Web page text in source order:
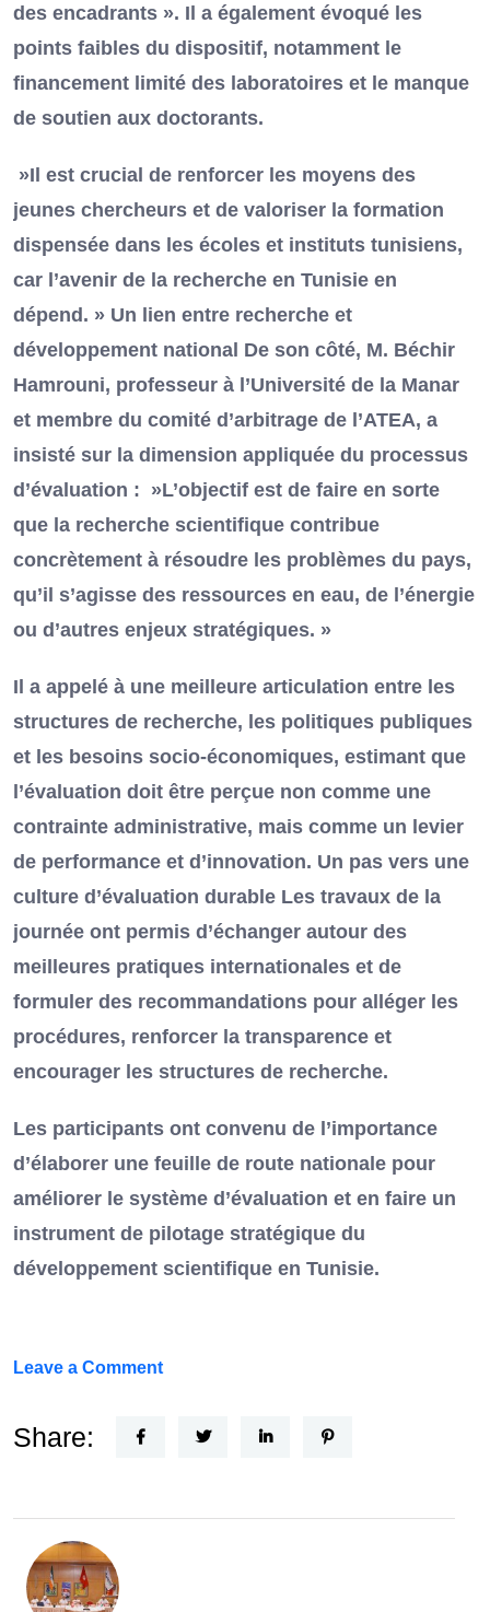
des encadrants ». Il a également évoqué les
points faibles du dispositif, notamment le
financement limité des laboratoires et le manque
de soutien aux doctorants.
»Il est crucial de renforcer les moyens des
jeunes chercheurs et de valoriser la formation
dispensée dans les écoles et instituts tunisiens,
car l’avenir de la recherche en Tunisie en
dépend. » Un lien entre recherche et
développement national De son côté, M. Béchir
Hamrouni, professeur à l’Université de la Manar
et membre du comité d’arbitrage de l’ATEA, a
insisté sur la dimension appliquée du processus
d’évaluation : »L’objectif est de faire en sorte
que la recherche scientifique contribue
concrètement à résoudre les problèmes du pays,
qu’il s’agisse des ressources en eau, de l’énergie
ou d’autres enjeux stratégiques. »
Il a appelé à une meilleure articulation entre les
structures de recherche, les politiques publiques
et les besoins socio-économiques, estimant que
l’évaluation doit être perçue non comme une
contrainte administrative, mais comme un levier
de performance et d’innovation. Un pas vers une
culture d’évaluation durable Les travaux de la
journée ont permis d’échanger autour des
meilleures pratiques internationales et de
formuler des recommandations pour alléger les
procédures, renforcer la transparence et
encourager les structures de recherche.
Les participants ont convenu de l’importance
d’élaborer une feuille de route nationale pour
améliorer le système d’évaluation et en faire un
instrument de pilotage stratégique du
développement scientifique en Tunisie.
Leave a Commenton
Horizon
la
Share: